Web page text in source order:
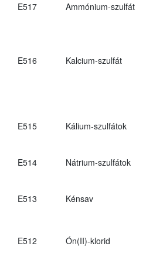
E517
Ammónium-szulfát
E516 Kalcium-szulfát
E515 Kálium-szulfátok
E514 Nátrium-szulfátok
E513 Kénsav
E512 Ón(II)-klorid